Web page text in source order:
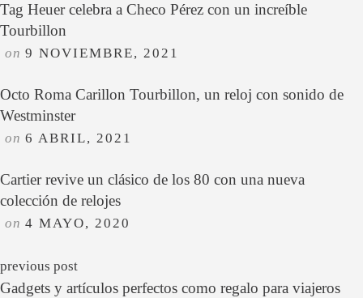
Tag Heuer celebra a Checo Pérez con un increíble
Tourbillon
on 9 NOVIEMBRE, 2021
Octo Roma Carillon Tourbillon, un reloj con sonido de
Westminster
on 6 ABRIL, 2021
Cartier revive un clásico de los 80 con una nueva
colección de relojes
on 4 MAYO, 2020
previous post
Gadgets y artículos perfectos como regalo para viajeros